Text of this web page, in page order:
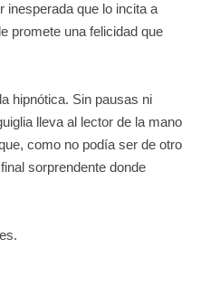
inesperada que lo incita a
promete una felicidad que
hipnótica. Sin pausas ni
lleva al lector de la mano
como no podía ser de otro
sorprendente donde